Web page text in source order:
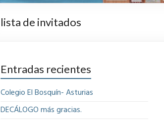
lista de invitados
Entradas recientes
Colegio El Bosquín- Asturias
DECÁLOGO más gracias.